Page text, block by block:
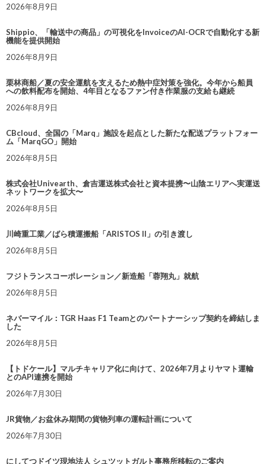
2026年8月9日
Shippio、「輸送中の商品」の可視化をInvoiceのAI-OCRで自動化する新
機能を提供開始
2026年8月9日
栗林商船／夏の安全運航を支えるため熱中症対策を強化。今年から船員
への飲料配布を開始、4年目となるファン付き作業服の支給も継続
2026年8月9日
CBcloud、全国の「Marq」施設を起点とした新たな配送プラットフォー
ム「MarqGO」開始
2026年8月5日
株式会社Univearth、倉吉運送株式会社と資本提携〜山陰エリアへ実運送
ネットワークを拡大〜
2026年8月5日
川崎重工業／ばら積運搬船「ARISTOS II」の引き渡し
2026年8月5日
フジトランスコーポレーション／新造船「蓉翔丸」就航
2026年8月5日
ネバーマイル：TGR Haas F1 Teamとのパートナーシップ契約を締結しま
した
2026年8月5日
【トドケール】マルチキャリア化に向けて、2026年7月よりヤマト運輸
とのAPI連携を開始
2026年7月30日
JR貨物／お盆休み期間の貨物列車の運転計画について
2026年7月30日
にしてつドイツ現地法人 シュツットガルト事務所移転のご案内